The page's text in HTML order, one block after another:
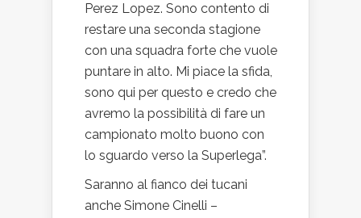
Perez Lopez. Sono contento di
restare una seconda stagione
con una squadra forte che vuole
puntare in alto. Mi piace la sfida,
sono qui per questo e credo che
avremo la possibilità di fare un
campionato molto buono con
lo sguardo verso la Superlega”.
Saranno al fianco dei tucani
anche Simone Cinelli –